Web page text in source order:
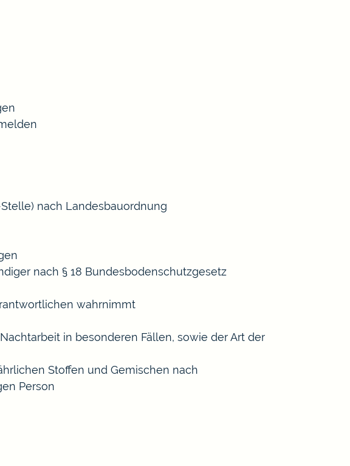
nach Landesbauordnung
nach § 18 Bundesbodenschutzgesetz
wahrnimmt
in besonderen Fällen, sowie der Art der
Stoffen und Gemischen nach
Person